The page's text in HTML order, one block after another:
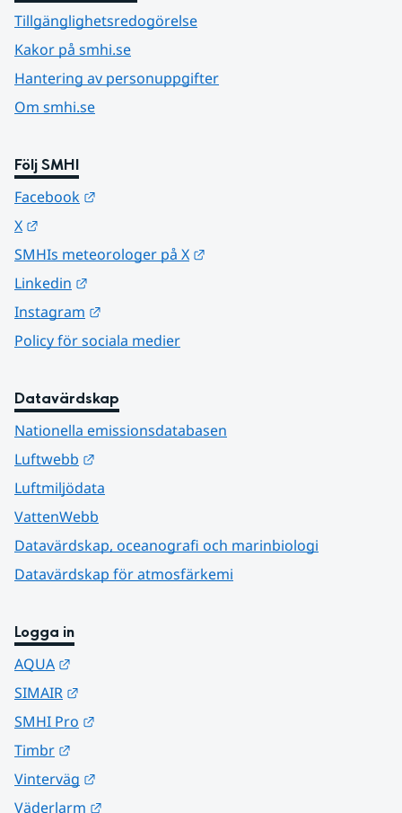
Tillgänglighetsredogörelse
Kakor på smhi.se
Hantering av personuppgifter
Om smhi.se
Följ SMHI
Facebook
X
SMHIs meteorologer på X
Linkedin
Instagram
Policy för sociala medier
Datavärdskap
Nationella emissionsdatabasen
Luftwebb
Luftmiljödata
VattenWebb
Datavärdskap, oceanografi och marinbiologi
Datavärdskap för atmosfärkemi
Logga in
AQUA
SIMAIR
SMHI Pro
Timbr
Vinterväg
Väderlarm